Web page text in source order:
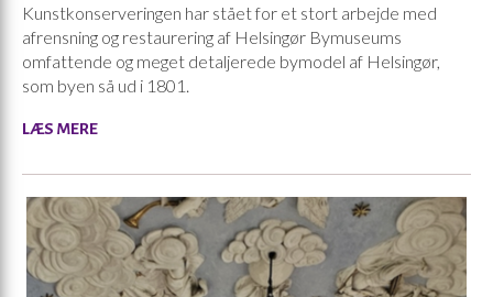
Kunstkonserveringen har stået for et stort arbejde med
afrensning og restaurering af Helsingør Bymuseums
omfattende og meget detaljerede bymodel af Helsingør,
som byen så ud i 1801.
LÆS MERE